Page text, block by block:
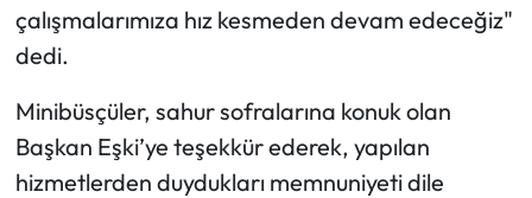
çalışmalarımıza hız kesmeden devam edeceğiz"
dedi.
Minibüsçüler, sahur sofralarına konuk olan
Başkan Eşki’ye teşekkür ederek, yapılan
hizmetlerden duydukları memnuniyeti dile